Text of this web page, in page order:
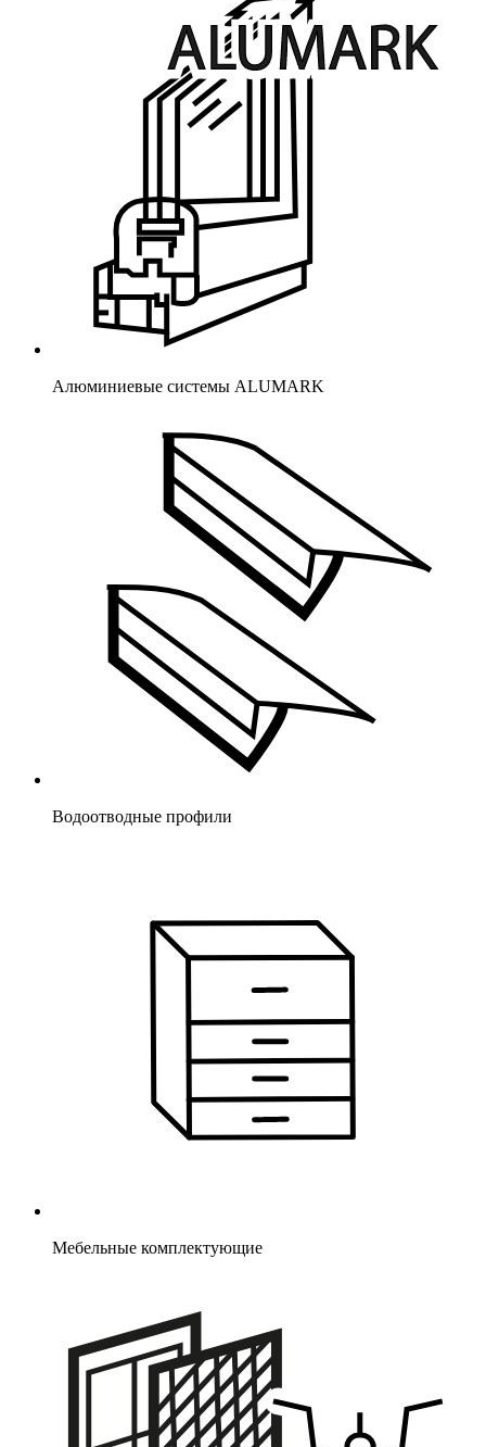
Алюминиевые системы ALUMARK
Водоотводные профили
Мебельные комплектующие